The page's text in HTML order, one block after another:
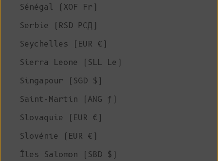
Sénégal (XOF Fr)
Serbie (RSD РСД)
Seychelles (EUR €)
Sierra Leone (SLL Le)
Singapour (SGD $)
Saint-Martin (ANG ƒ)
Slovaquie (EUR €)
Slovénie (EUR €)
Îles Salomon (SBD $)